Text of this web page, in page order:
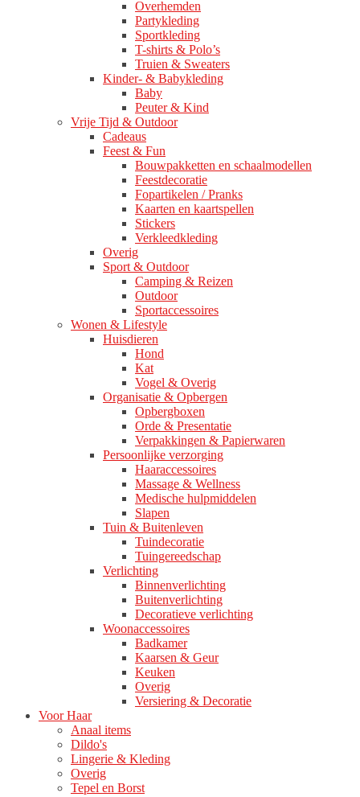
Overhemden
Partykleding
Sportkleding
T-shirts & Polo’s
Truien & Sweaters
Kinder- & Babykleding
Baby
Peuter & Kind
Vrije Tijd & Outdoor
Cadeaus
Feest & Fun
Bouwpakketten en schaalmodellen
Feestdecoratie
Fopartikelen / Pranks
Kaarten en kaartspellen
Stickers
Verkleedkleding
Overig
Sport & Outdoor
Camping & Reizen
Outdoor
Sportaccessoires
Wonen & Lifestyle
Huisdieren
Hond
Kat
Vogel & Overig
Organisatie & Opbergen
Opbergboxen
Orde & Presentatie
Verpakkingen & Papierwaren
Persoonlijke verzorging
Haaraccessoires
Massage & Wellness
Medische hulpmiddelen
Slapen
Tuin & Buitenleven
Tuindecoratie
Tuingereedschap
Verlichting
Binnenverlichting
Buitenverlichting
Decoratieve verlichting
Woonaccessoires
Badkamer
Kaarsen & Geur
Keuken
Overig
Versiering & Decoratie
Voor Haar
Anaal items
Dildo's
Lingerie & Kleding
Overig
Tepel en Borst